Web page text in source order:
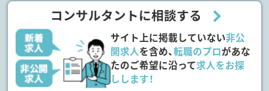
コンサルタントに相談する
サイト上に掲載していない非公
開求人を含め、転職のプロがあな
たのご希望に沿って求人をお探
しします！